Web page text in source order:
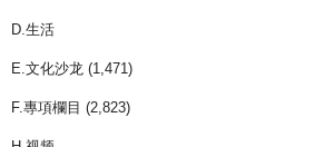
D.生活
E.文化沙龙 (1,471)
F.專項欄目 (2,823)